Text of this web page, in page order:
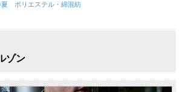
夏 ポリエステル・綿混紡
ゾン